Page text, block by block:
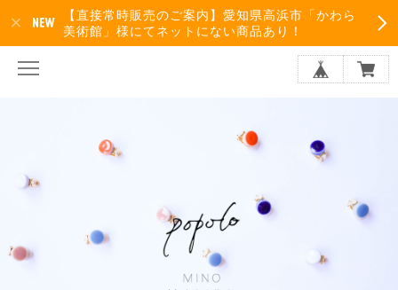
【直接常時販売のご案内】愛知県高浜市「かわら
美術館」様にてネットにない商品あり！